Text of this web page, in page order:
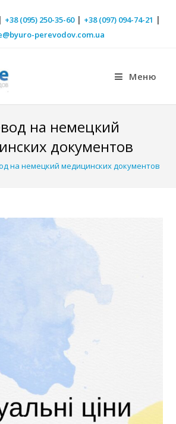
+38 (095) 250-35-60| +38 (097) 094-74-21 |
perevodov.com.ua
Меню
на немецкий
документов
на немецкий медицинских документов